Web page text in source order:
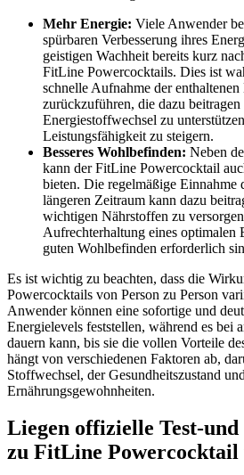
Mehr Energie: Viele Anwender
spürbaren Verbesserung ihres
geistigen Wachheit bereits kurz
FitLine Powercocktails. Dies ist
schnelle Aufnahme der
zurückzuführen, die dazu beitragen
Energiestoffwechsel zu
Leistungsfähigkeit zu steigern.
Besseres Wohlbefinden: Neben
kann der FitLine Powercocktail
bieten. Die regelmäßige Einnahme
längeren Zeitraum kann dazu
wichtigen Nährstoffen zu
Aufrechterhaltung eines optimalen
guten Wohlbefinden erforderlich
Es ist wichtig zu beachten, dass die
Powercocktails von Person zu Person
Anwender können eine sofortige und
Energielevels feststellen, während es bei
dauern kann, bis sie die vollen Vorteile
hängt von verschiedenen Faktoren ab,
Stoffwechsel, der Gesundheitszustand
Ernährungsgewohnheiten.
Liegen offizielle Test-
zu FitLine Powercocktail